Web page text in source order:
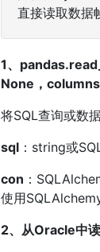
直接读取数据
1、
None，
将SQL查询或数
sql ：string或
con ：
使用
2、从Oracle中